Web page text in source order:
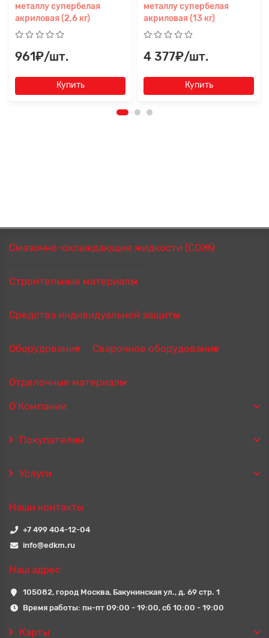
металлу супербелая
акриловая (2,6 кг)
961₽/шт.
Купить
металлу супербелая
акриловая (13 кг)
4 377₽/шт.
Купить
Смазочно-охлаждающие жидкости (СОЖ)
Строительные материалы
Средства индивидуальной защиты
Оборудование Сварочное оборудование
Отделочные материалы
О Компании
Покупателям
Услуги
Наши контакты
+7 499 404-12-04
info@edkm.ru
Наш адрес
105082, город Москва, Бакунинская ул., д. 69 стр. 1
Время работы: пн-пт 09:00 - 19:00, сб 10:00 - 19:00
Карты